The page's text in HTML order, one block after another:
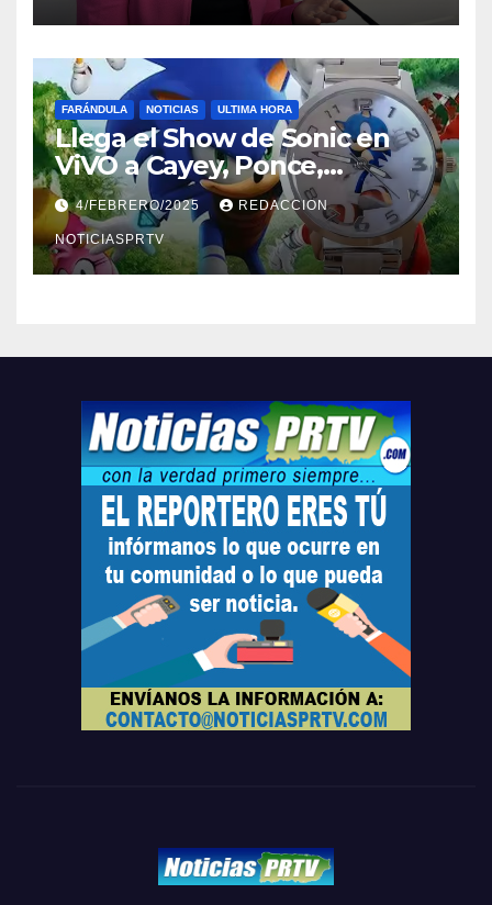
FARÁNDULA NOTICIAS ULTIMA HORA
Llega el Show de Sonic en
ViVO a Cayey, Ponce,
Barceloneta y Humacao,
Relojes gratis para el que
compre ahora….
4/FEBRERO/2025 REDACCION
NOTICIASPRTV